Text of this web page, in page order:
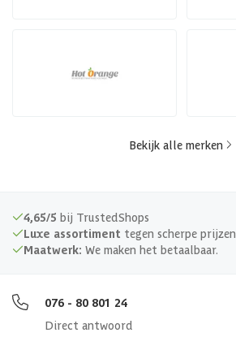
Bekijk alle merken
4,65/5 bij TrustedShops
Luxe assortiment tegen scherpe prijzen
Maatwerk: We maken het betaalbaar.
076 - 80 801 24
Direct antwoord